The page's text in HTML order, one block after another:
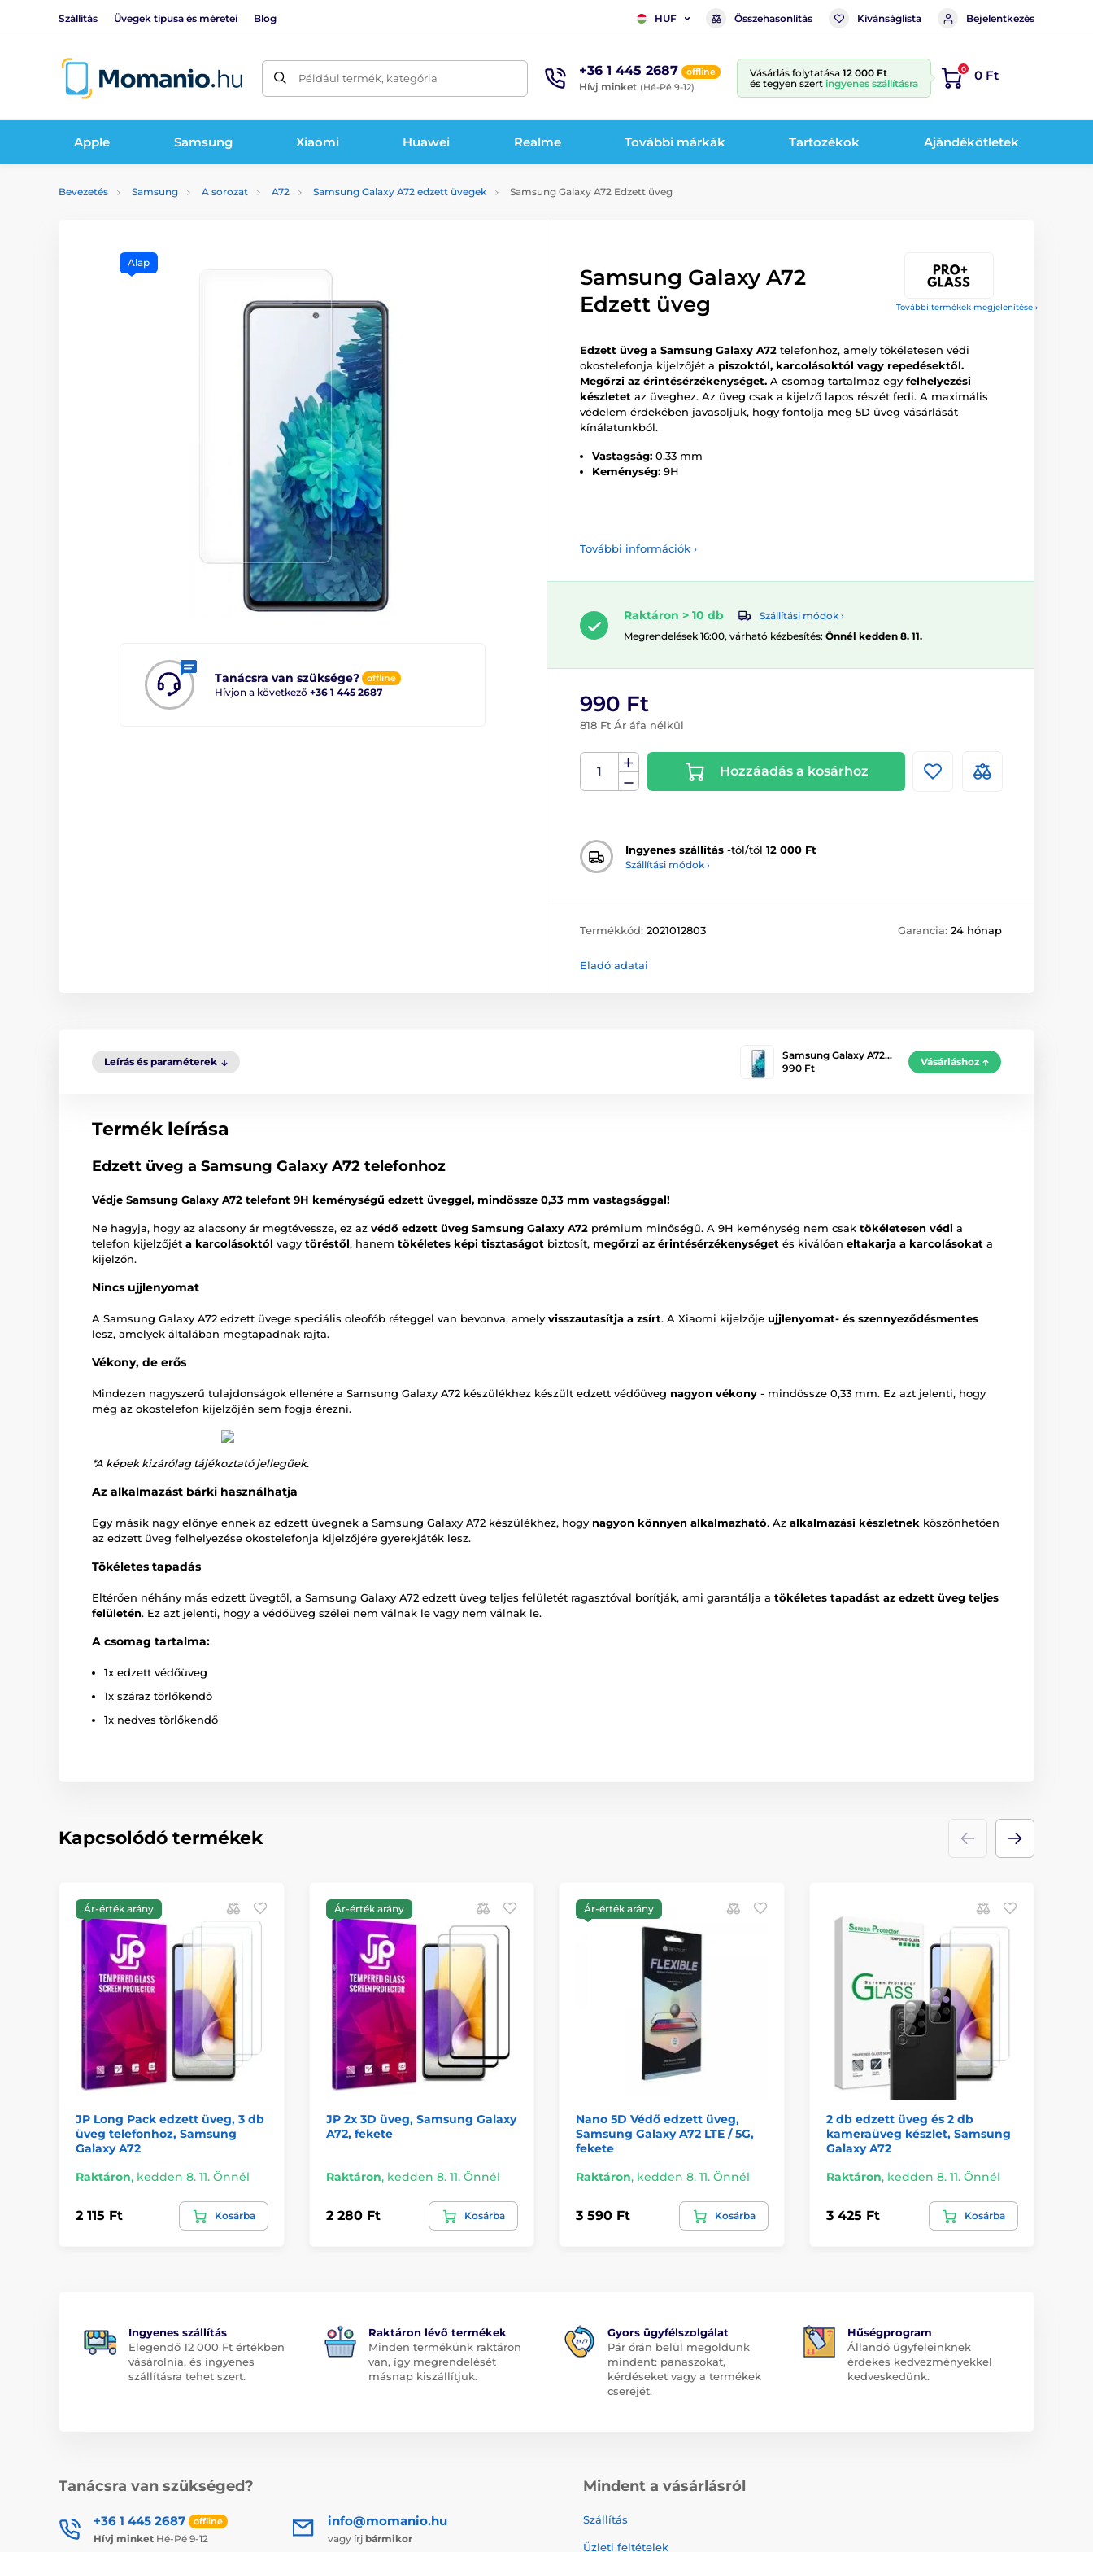
Szállítás Üvegek típusa és méretei Blog HUF Összehasonlítás Kívánságlista Bejelentkezés
Például termék, kategória +36 1 445 2687 offline
Hívj minket (Hé-Pé 9-12)
Vásárlás folytatása 12 000 Ft
és tegyen szert ingyenes szállításra
0 0 Ft
Apple Samsung Xiaomi Huawei Realme További márkák Tartozékok Ajándékötletek
Bevezetés Samsung A sorozat A72 Samsung Galaxy A72 edzett üvegek Samsung Galaxy A72 Edzett üveg
További termékek megjelenítése ›
Tanácsra van szüksége? offline
Hívjon a következő +36 1 445 2687
Alap
Samsung Galaxy A72
Edzett üveg
Edzett üveg a Samsung Galaxy A72 telefonhoz, amely tökéletesen védi
okostelefonja kijelzőjét a piszoktól, karcolásoktól vagy repedésektől.
Megőrzi az érintésérzékenységet. A csomag tartalmaz egy felhelyezési
készletet az üveghez. Az üveg csak a kijelző lapos részét fedi. A maximális
védelem érdekében javasoljuk, hogy fontolja meg 5D üveg vásárlását
kínálatunkból.
Vastagság: 0.33 mm
Keménység: 9H
További információk ›
Raktáron > 10 db
Szállítási módok ›
Megrendelések 16:00, várható kézbesítés: Önnél kedden 8. 11.
990 Ft
818 Ft Ár áfa nélkül
Hozzáadás a kosárhoz
Ingyenes szállítás -tól/től 12 000 Ft
Szállítási módok ›
Termékkód: 2021012803 Garancia: 24 hónap
Eladó adatai
Leírás és paraméterek
Samsung Galaxy A72…
990 Ft
Vásárláshoz
Termék leírása
Edzett üveg a Samsung Galaxy A72 telefonhoz
Védje Samsung Galaxy A72 telefont 9H keménységű edzett üveggel, mindössze 0,33 mm vastagsággal!
Ne hagyja, hogy az alacsony ár megtévessze, ez az védő edzett üveg Samsung Galaxy A72 prémium minőségű. A 9H keménység nem csak tökéletesen védi a
telefon kijelzőjét a karcolásoktól vagy töréstől, hanem tökéletes képi tisztaságot biztosít, megőrzi az érintésérzékenységet és kiválóan eltakarja a karcolásokat a
kijelzőn.
Nincs ujjlenyomat
A Samsung Galaxy A72 edzett üvege speciális oleofób réteggel van bevonva, amely visszautasítja a zsírt. A Xiaomi kijelzője ujjlenyomat- és szennyeződésmentes
lesz, amelyek általában megtapadnak rajta.
Vékony, de erős
Mindezen nagyszerű tulajdonságok ellenére a Samsung Galaxy A72 készülékhez készült edzett védőüveg nagyon vékony - mindössze 0,33 mm. Ez azt jelenti, hogy
még az okostelefon kijelzőjén sem fogja érezni.
*A képek kizárólag tájékoztató jellegűek.
Az alkalmazást bárki használhatja
Egy másik nagy előnye ennek az edzett üvegnek a Samsung Galaxy A72 készülékhez, hogy nagyon könnyen alkalmazható. Az alkalmazási készletnek köszönhetően
az edzett üveg felhelyezése okostelefonja kijelzőjére gyerekjáték lesz.
Tökéletes tapadás
Eltérően néhány más edzett üvegtől, a Samsung Galaxy A72 edzett üveg teljes felületét ragasztóval borítják, ami garantálja a tökéletes tapadást az edzett üveg teljes
felületén. Ez azt jelenti, hogy a védőüveg szélei nem válnak le vagy nem válnak le.
A csomag tartalma:
1x edzett védőüveg
1x száraz törlőkendő
1x nedves törlőkendő
Kapcsolódó termékek
Ár-érték arány
JP Long Pack edzett üveg, 3 db
üveg telefonhoz, Samsung
Galaxy A72
Raktáron, kedden 8. 11. Önnél
2 115 Ft Kosárba
Ár-érték arány
JP 2x 3D üveg, Samsung Galaxy
A72, fekete
Raktáron, kedden 8. 11. Önnél
2 280 Ft Kosárba
Ár-érték arány
Nano 5D Védő edzett üveg,
Samsung Galaxy A72 LTE / 5G,
fekete
Raktáron, kedden 8. 11. Önnél
3 590 Ft Kosárba
2 db edzett üveg és 2 db
kameraüveg készlet, Samsung
Galaxy A72
Raktáron, kedden 8. 11. Önnél
3 425 Ft Kosárba
Ingyenes szállítás
Elegendő 12 000 Ft értékben
vásárolnia, és ingyenes
szállításra tehet szert.
Raktáron lévő termékek
Minden termékünk raktáron
van, így megrendelését
másnap kiszállítjuk.
Gyors ügyfélszolgálat
Pár órán belül megoldunk
mindent: panaszokat,
kérdéseket vagy a termékek
cseréjét.
Hűségprogram
Állandó ügyfeleinknek
érdekes kedvezményekkel
kedveskedünk.
Tanácsra van szükséged?
+36 1 445 2687 offline
Hívj minket Hé-Pé 9-12
info@momanio.hu
vagy írj bármikor
Mindent a vásárlásról
Szállítás
Üzleti feltételek